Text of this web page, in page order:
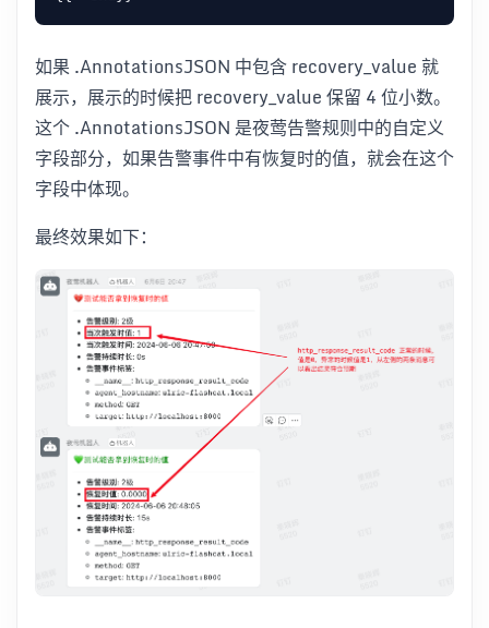
如果 .AnnotationsJSON 中包含 recovery_value 就
展示，展示的时候把 recovery_value 保留 4 位小数。
这个 .AnnotationsJSON 是夜莺告警规则中的自定义
字段部分，如果告警事件中有恢复时的值，就会在这个
字段中体现。
最终效果如下：